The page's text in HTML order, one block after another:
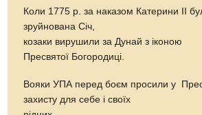
Коли 1775 р. за наказом Катерини II
зруйнована Січ,
козаки вирушили за Дунай з іконою
Пресвятої Богородиці.
Вояки УПА перед боєм просили у
захисту для себе і своїх